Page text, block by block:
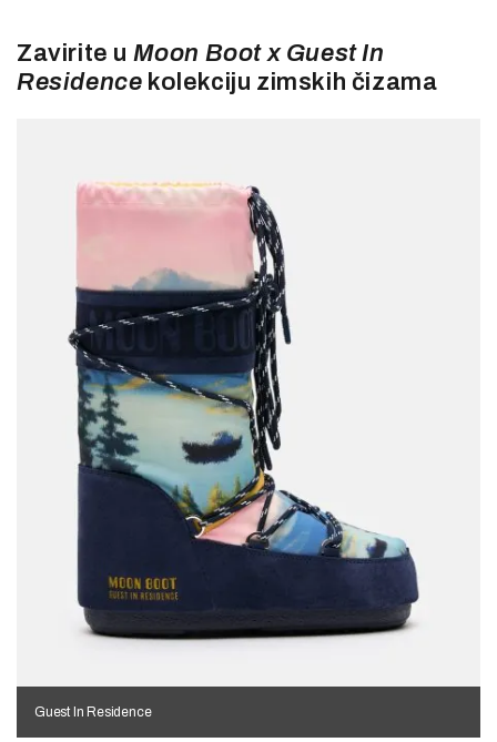
Zavirite u Moon Boot x Guest In
Residence kolekciju zimskih čizama
Guest In Residence